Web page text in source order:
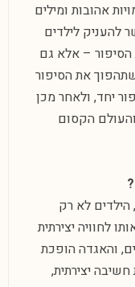
אהובות ומילים
להעניק לילדים
– אלא גם
את הסיפור
יחד, ולאחר מכן
הקסום
הילדים לא רק
לחוויה יצירתית
והאגדה הופכת
יצירתית,